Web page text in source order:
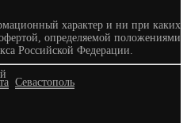
характер и ни при каких
определяемой положениями
Российской Федерации.
Севастополь